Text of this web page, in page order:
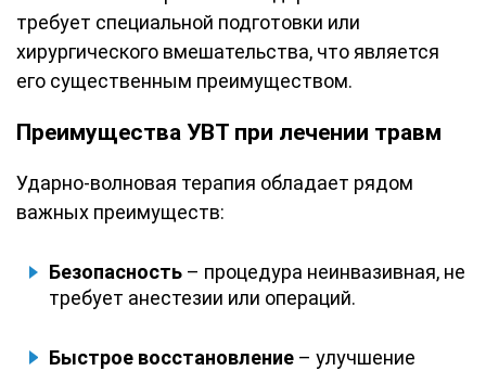
требует специальной подготовки или
хирургического вмешательства, что является
его существенным преимуществом.
Преимущества УВТ при лечении травм
Ударно-волновая терапия обладает рядом
важных преимуществ:
Безопасность – процедура неинвазивная, не
требует анестезии или операций.
Быстрое восстановление – улучшение